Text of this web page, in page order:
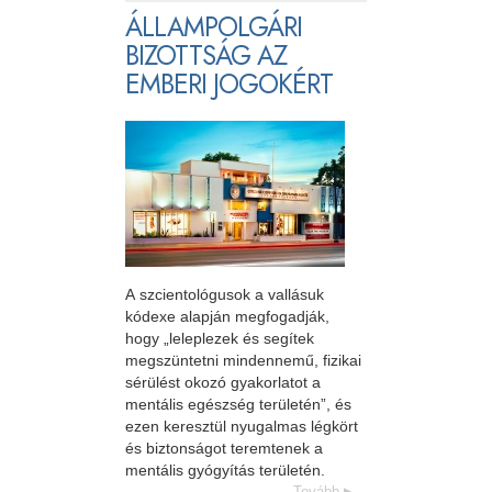
ÁLLAMPOLGÁRI
BIZOTTSÁG AZ
EMBERI JOGOKÉRT
A szcientológusok a vallásuk
kódexe alapján megfogadják,
hogy „leleplezek és segítek
megszüntetni mindennemű, fizikai
sérülést okozó gyakorlatot a
mentális egészség területén”, és
ezen keresztül nyugalmas légkört
és biztonságot teremtenek a
mentális gyógyítás területén.